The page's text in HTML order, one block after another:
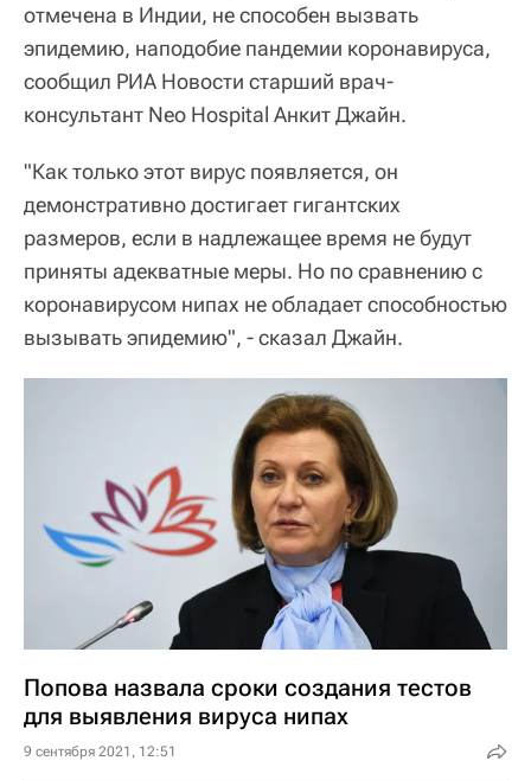
отмечена в Индии, не способен вызвать
эпидемию, наподобие пандемии коронавируса,
сообщил РИА Новости старший врач-
консультант Neo Hospital Анкит Джайн.
"Как только этот вирус появляется, он
демонстративно достигает гигантских
размеров, если в надлежащее время не будут
приняты адекватные меры. Но по сравнению с
коронавирусом нипах не обладает способностью
вызывать эпидемию", - сказал Джайн.
Попова назвала сроки создания тестов
для выявления вируса нипах
9 сентября 2021, 12:51